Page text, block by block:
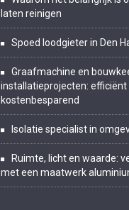
laten reinigen
Spoed loodgieter in Den
Graafmachine en
installatieprojecten: efficiënt
kostenbesparend
Isolatie specialist in
Ruimte, licht en waarde:
met een maatwerk